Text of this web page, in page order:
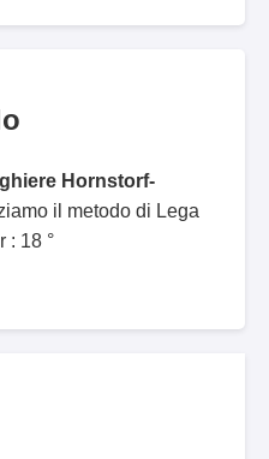
Hornstorf-
il metodo di Lega
: 18 °